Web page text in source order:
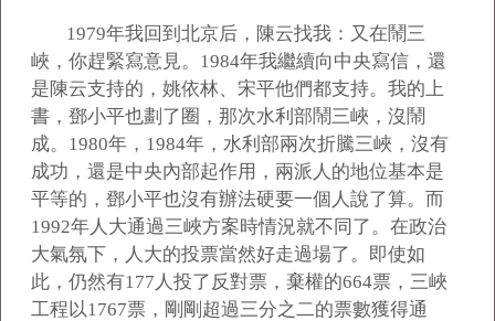
1979年我回到北京后，陳云找我：又在鬧三
峽，你趕緊寫意見。1984年我繼續向中央寫信，還
是陳云支持的，姚依林、宋平他們都支持。我的上
書，鄧小平也劃了圈，那次水利部鬧三峽，沒鬧
成。1980年，1984年，水利部兩次折騰三峽，沒有
成功，還是中央內部起作用，兩派人的地位基本是
平等的，鄧小平也沒有辦法硬要一個人說了算。而
1992年人大通過三峽方案時情況就不同了。在政治
大氣氛下，人大的投票當然好走過場了。即使如
此，仍然有177人投了反對票，棄權的664票，三峽
工程以1767票，剛剛超過三分之二的票數獲得通